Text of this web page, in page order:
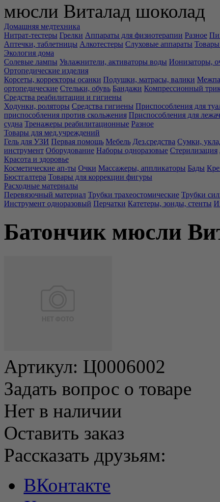
мюсли Виталад шоколад
Домашняя медтехника
Нитрат-тестеры Грелки Аппараты для физиотерапии Разное
Аптечки, таблетницы Алкотестеры Слуховые аппараты Товары
Экология дома
Солевые лампы Увлажнители, активаторы воды Ионизаторы,
Ортопедические изделия
Корсеты, корректоры осанки Подушки, матрасы, валики
ортопедические Стельки, обувь Бандажи Компрессионный
Средства реабилитации и гигиены
Ходунки, роляторы Средства гигиены Приспособления для
приспособления против скольжения Приспособления для
судна Тренажеры реабилитационные Разное
Товары для мед.учреждений
Гель для УЗИ Первая помощь Мебель Дез.средства Сумки,
инструмент Оборудование Наборы одноразовые Стерилизация
Красота и здоровье
Косметические ап-ты Очки Массажеры, аппликаторы Бады
Бюстгалтера Товары для коррекции фигуры
Расходные материалы
Перевязочный материал Трубки трахеостомические Трубки
Инструмент одноразовый Перчатки Катетеры, зонды, стенты
Батончик мюсли
Артикул: Ц0006002
Задать вопрос о товаре
Нет в наличии
Оставить заказ
Рассказать друзьям:
ВКонтакте